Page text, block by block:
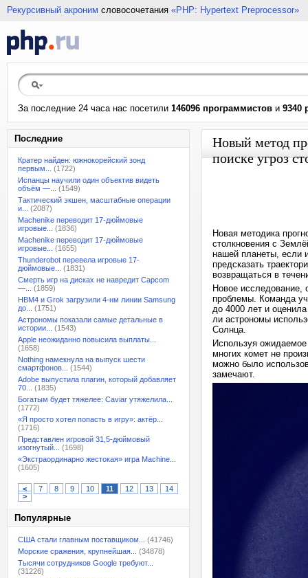
Рекурсивный акроним словосочетания «PHP: Hypertext Preprocessor»
За последние 24 часа нас посетили 146096 программистов и 9340
Последние
Кратер найден: южнокорейский зонд
первым...
(1722)
Испанцы научили один объектив видеть
объём —...
(1549)
Тактический экшен, масштабные операции
и...
(2087)
Machenike переводит 17-дюймовые
игровые...
(1836)
Machenike переводит 17-дюймовые
игровые...
(1655)
Thunderobot перевела игровые 17-
дюймовые...
(1831)
Смерть игр на дисках не навредит Capcom
—...
(1859)
HBM4 и Grok загрузили 4-нм линии Samsung
до...
(1751)
Астрономы показали самые детальные в
истории...
(1543)
Apple неожиданно повысила выплаты...
(1658)
Nothing намекнула на выпуск шести
смартфонов...
(1544)
Adobe выпустила плагин, который добавляет
70...
(1835)
Богатым будет тяжелее: Caviar утяжелила...
(1772)
«Я просто хотел попасть в игру»: актёр...
(1716)
Представлен игровой 31,5-дюймовый
изогнутый...
(1698)
«Экстраординарно жестокая» игра Machine...
(1605)
< 7 8 9 10 11 12 13
14
>
Популярные
США стали главным поставщиком...
(41746)
Морские сражения, крупнейшая...
(34878)
Тысячи сотрудников Google требуют...
(31226)
Новый метод
поиске угроз
Новая методика
столкновения с
нашей планеты, если
предсказать
возвращаться в
Новое исследование,
проблемы. Команда
до 4000 лет и
ли астрономы
Солнца.
Используя
многих комет не
можно было
замечают.